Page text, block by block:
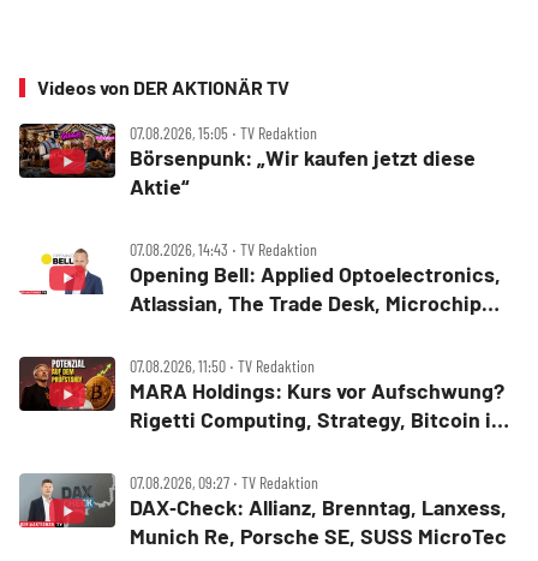
Videos von DER AKTIONÄR TV
07.08.2026, 15:05 ‧ TV Redaktion
Börsenpunk: „Wir kaufen jetzt diese
Aktie“
07.08.2026, 14:43 ‧ TV Redaktion
Opening Bell: Applied Optoelectronics,
Atlassian, The Trade Desk, Microchip
Digital
07.08.2026, 11:50 ‧ TV Redaktion
MARA Holdings: Kurs vor Aufschwung?
Rigetti Computing, Strategy, Bitcoin in
07.08.2026, 09:27 ‧ TV Redaktion
DAX‑Check: Allianz, Brenntag, Lanxess,
Munich Re, Porsche SE, SUSS MicroTec